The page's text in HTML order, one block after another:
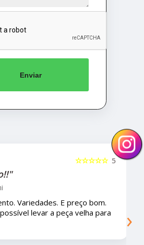
Enviar
☆☆☆☆☆
lugar, vendedores super atenciosos e
e preços muito bons!
›